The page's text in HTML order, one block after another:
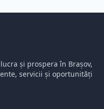
și prospera în Brașov,
servicii și oportunități